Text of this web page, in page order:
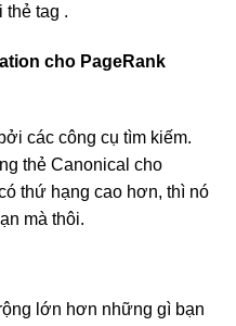
thẻ tag .
cho PageRank
các công cụ tìm kiếm.
thẻ Canonical cho
thứ hạng cao hơn, thì nó
mà thôi.
lớn hơn những gì bạn